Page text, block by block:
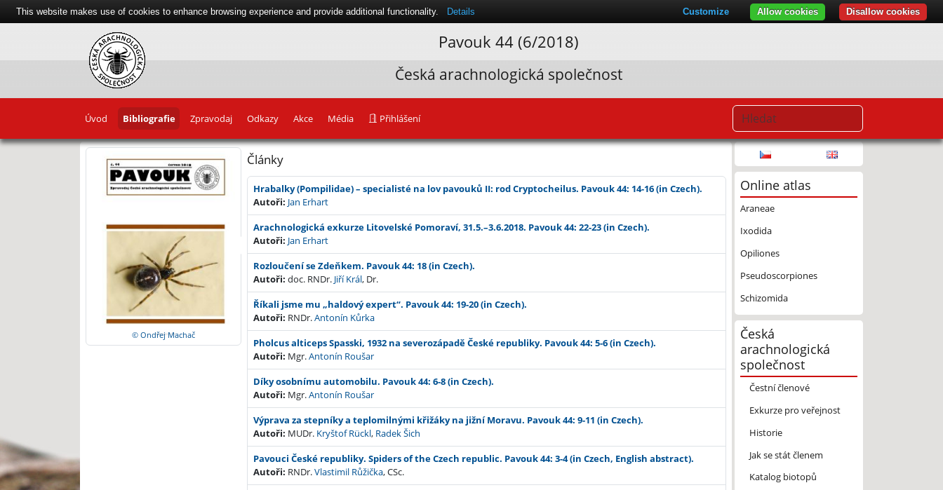
Pavouk 44 (6/2018)
Česká arachnologická společnost
Úvod Bibliografie Zpravodaj Odkazy Akce Média Přihlášení
© Ondřej Machač
Články
Hrabalky (Pompilidae) – specialisté na lov pavouků II: rod Cryptocheilus. Pavouk 44: 14-16 (in Czech).
Autoři: Jan Erhart
Arachnologická exkurze Litovelské Pomoraví, 31.5.–3.6.2018. Pavouk 44: 22-23 (in Czech).
Autoři: Jan Erhart
Rozloučení se Zdeňkem. Pavouk 44: 18 (in Czech).
Autoři: doc. RNDr. Jiří Král, Dr.
Říkali jsme mu „haldový expert“. Pavouk 44: 19-20 (in Czech).
Autoři: RNDr.Antonín Kůrka
Pholcus alticeps Spasski, 1932 na severozápadě České republiky. Pavouk 44: 5-6 (in Czech).
Autoři: Mgr.Antonín Roušar
Díky osobnímu automobilu. Pavouk 44: 6-8 (in Czech).
Autoři: Mgr.Antonín Roušar
Výprava za stepníky a teplomilnými křižáky na jižní Moravu. Pavouk 44: 9-11 (in Czech).
Autoři: MUDr. Kryštof Rückl, Radek Šich
Pavouci České republiky. Spiders of the Czech republic. Pavouk 44: 3-4 (in Czech, English abstract).
Autoři: RNDr.Vlastimil Růžička, CSc.
Online atlas
Araneae
Ixodida
Opiliones
Pseudoscorpiones
Schizomida
Česká
arachnologická
společnost
Čestní členové
Exkurze pro veřejnost
Historie
Jak se stát členem
Katalog biotopů
This website makes use of cookies to enhance browsing experience and provide additional functionality. Details Disallow cookies
Allow cookies
Customize